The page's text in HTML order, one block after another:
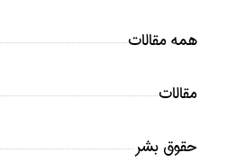
همه مقالات
مقالات
حقوق بشر